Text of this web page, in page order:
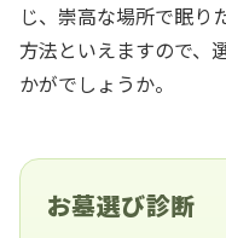
じ、崇高な場所で眠り
方法といえますので、
かがでしょうか。
お墓選び診断